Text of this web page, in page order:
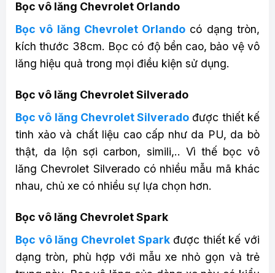
Bọc vô lăng Chevrolet Orlando
Bọc vô lăng Chevrolet Orlando có dạng tròn,
kích thước 38cm. Bọc có độ bền cao, bảo vệ vô
lăng hiệu quả trong mọi điều kiện sử dụng.
Bọc vô lăng Chevrolet Silverado
Bọc vô lăng Chevrolet Silverado được thiết kế
tinh xảo và chất liệu cao cấp như da PU, da bò
thật, da lộn sợi carbon, simili,.. Vì thế bọc vô
lăng Chevrolet Silverado có nhiều mẫu mã khác
nhau, chủ xe có nhiều sự lựa chọn hơn.
Bọc vô lăng Chevrolet Spark
Bọc vô lăng Chevrolet Sparkđược thiết kế với
dạng tròn, phù hợp với mẫu xe nhỏ gọn và trẻ